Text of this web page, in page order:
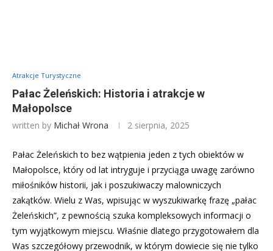
Atrakcje Turystyczne
Pałac Żeleńskich: Historia i atrakcje w
Małopolsce
written by Michał Wrona 2 sierpnia, 2025
Pałac Żeleńskich to bez wątpienia jeden z tych obiektów w
Małopolsce, który od lat intryguje i przyciąga uwagę zarówno
miłośników historii, jak i poszukiwaczy malowniczych
zakątków. Wielu z Was, wpisując w wyszukiwarkę frazę „pałac
Żeleńskich”, z pewnością szuka kompleksowych informacji o
tym wyjątkowym miejscu. Właśnie dlatego przygotowałem dla
Was szczegółowy przewodnik, w którym dowiecie się nie tylko